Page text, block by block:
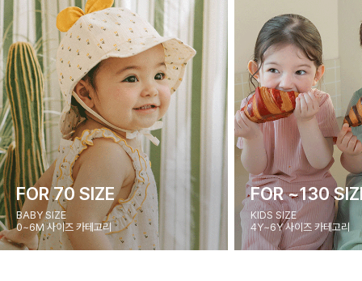
FOR 70 SIZE
BABY SIZE
0~6M 사이즈 카테고리
FOR ~130
KIDS SIZE
4Y~6Y 사이즈 카테고리